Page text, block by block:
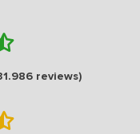
reviews)